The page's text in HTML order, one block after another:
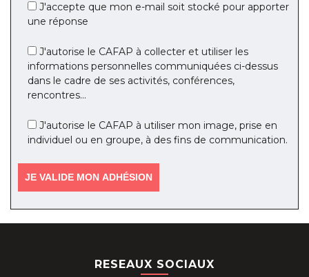
J'accepte que mon e-mail soit stocké pour apporter
une réponse
J'autorise le CAFAP à collecter et utiliser les
informations personnelles communiquées ci-dessus
dans le cadre de ses activités, conférences,
rencontres...
J'autorise le CAFAP à utiliser mon image, prise en
individuel ou en groupe, à des fins de communication.
RESEAUX SOCIAUX